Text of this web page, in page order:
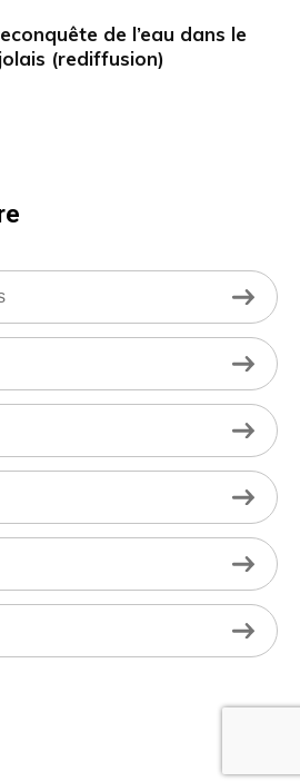
de l’eau dans le
(rediffusion)